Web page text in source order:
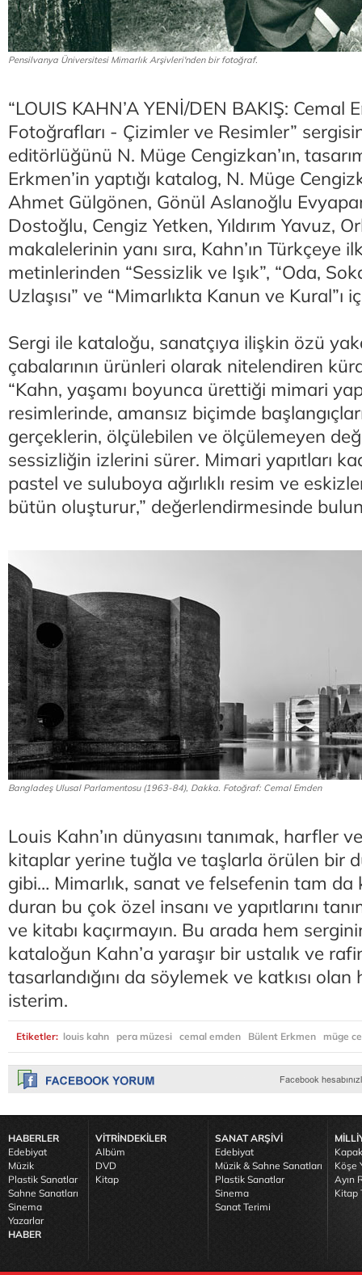
Pensilvanya Üniversitesi Mimarlık Arşivleri'nden bir fotoğraf.
“LOUIS KAHN’A YENİ/DEN BAKIŞ: Cemal
Fotoğrafları - Çizimler ve Resimler”
editörlüğünü N. Müge Cengizkan’ın,
Erkmen’in yaptığı katalog, N. Müge
Ahmet Gülgönen, Gönül Aslanoğlu
Dostoğlu, Cengiz Yetken, Yıldırım Yavuz,
makalelerinin yanı sıra, Kahn’ın Türkçeye
metinlerinden “Sessizlik ve Işık”, “Oda,
Uzlaşısı” ve “Mimarlıkta Kanun ve Kural”ı
Sergi ile kataloğu, sanatçıya ilişkin özü
çabalarının ürünleri olarak nitelendiren
“Kahn, yaşamı boyunca ürettiği mimari
resimlerinde, amansız biçimde
gerçeklerin, ölçülebilen ve ölçülemeyen
sessizliğin izlerini sürer. Mimari yapıtları
pastel ve suluboya ağırlıklı resim ve
bütün oluşturur,” değerlendirmesinde
Bangladeş Ulusal Parlamentosu (1963-84), Dakka. Fotoğraf: Cemal Emden
Louis Kahn’ın dünyasını tanımak, harfler
kitaplar yerine tuğla ve taşlarla örülen bir
gibi… Mimarlık, sanat ve felsefenin tam da
duran bu çok özel insanı ve yapıtlarını
ve kitabı kaçırmayın. Bu arada hem
kataloğun Kahn’a yaraşır bir ustalık ve
tasarlandığını da söylemek ve katkısı
isterim.
Etiketler: louis kahn pera müzesi cemal emden Bülent Erkmen müge
HABERLER
Edebiyat
Müzik
Plastik Sanatlar
Sahne Sanatları
Sinema
Yazarlar
HABER
VİTRİNDEKİLER
Albüm
DVD
Kitap
SANAT ARŞİVİ
Edebiyat
Müzik & Sahne Sanatları
Plastik Sanatlar
Sinema
Sanat Terimi
Köşe
Ayın
Kitap